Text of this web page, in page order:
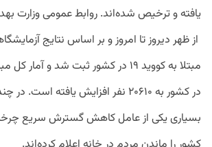
یافته و ترخیص شده‌اند. روابط عمومی وزارت
مبتلا به کووید ۱۹ در کشور ثبت شد و
در کشور به ۲۰۶۱۰ نفر افزایش یافته
بسیاری یکی از عامل کاهش گسترش سریع چرخه